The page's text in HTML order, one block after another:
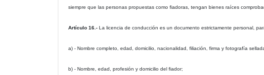
siempre que las personas propuestas como fiadoras, tengan bienes raíces
Artículo 16.- La licencia de conducción es un documento estrictamente personal,
a) - Nombre completo, edad, domicilio, nacionalidad, filiación, firma y fotografía
b) - Nombre, edad, profesión y domicilio del fiador;